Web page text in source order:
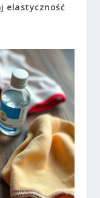
elastyczność